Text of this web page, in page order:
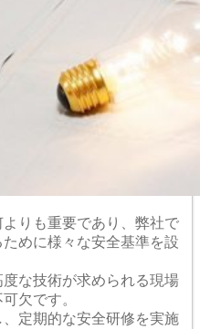
りも重要であり、弊社で
めに様々な安全基準を設
な技術が求められる現場
欠です。
定期的な安全研修を実施